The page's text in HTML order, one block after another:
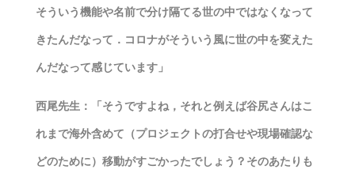
そういう機能や名前で分け隔てる世の中ではなくなって
きたんだなって．コロナがそういう風に世の中を変えた
んだなって感じています」
西尾先生：「そうですよね，それと例えば谷尻さんはこ
れまで海外含めて（プロジェクトの打合せや現場確認な
どのために）移動がすごかったでしょう？そのあたりも